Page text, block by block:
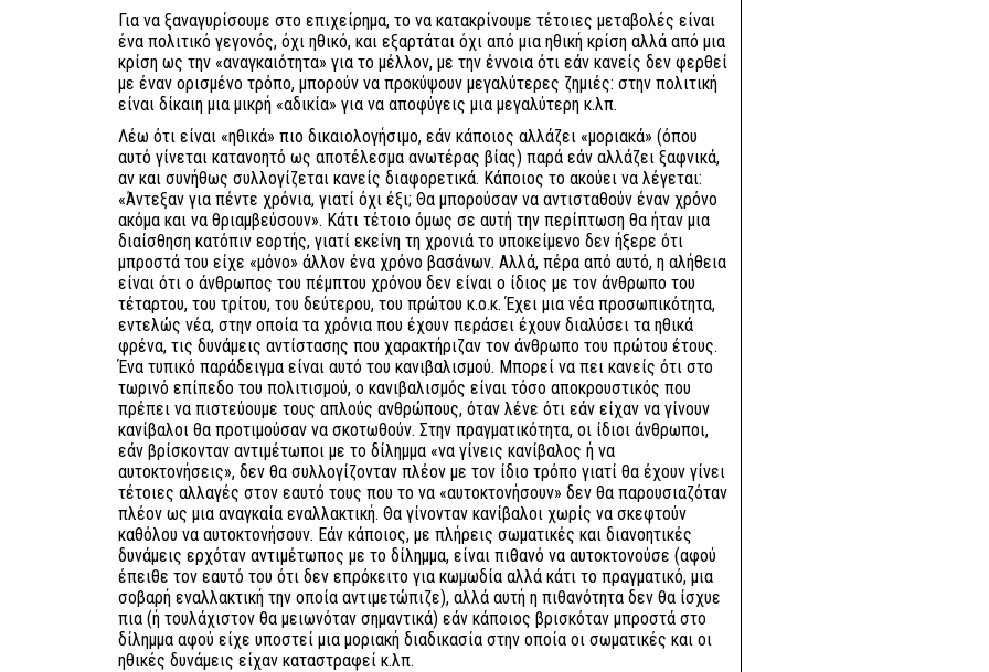
Για να ξαναγυρίσουμε στο επιχείρημα, το να κατακρίνουμε τέτοιες μεταβολές είναι
ένα πολιτικό γεγονός, όχι ηθικό, και εξαρτάται όχι από μια ηθική κρίση αλλά από μια
κρίση ως την «αναγκαιότητα» για το μέλλον, με την έννοια ότι εάν κανείς δεν φερθεί
με έναν ορισμένο τρόπο, μπορούν να προκύψουν μεγαλύτερες ζημιές: στην πολιτική
είναι δίκαιη μια μικρή «αδικία» για να αποφύγεις μια μεγαλύτερη κ.λπ.
Λέω ότι είναι «ηθικά» πιο δικαιολογήσιμο, εάν κάποιος αλλάζει «μοριακά» (όπου
αυτό γίνεται κατανοητό ως αποτέλεσμα ανωτέρας βίας) παρά εάν αλλάζει ξαφνικά,
αν και συνήθως συλλογίζεται κανείς διαφορετικά. Κάποιος το ακούει να λέγεται:
«Άντεξαν για πέντε χρόνια, γιατί όχι έξι; Θα μπορούσαν να αντισταθούν έναν χρόνο
ακόμα και να θριαμβεύσουν». Κάτι τέτοιο όμως σε αυτή την περίπτωση θα ήταν μια
διαίσθηση κατόπιν εορτής, γιατί εκείνη τη χρονιά το υποκείμενο δεν ήξερε ότι
μπροστά του είχε «μόνο» άλλον ένα χρόνο βασάνων. Αλλά, πέρα από αυτό, η αλήθεια
είναι ότι ο άνθρωπος του πέμπτου χρόνου δεν είναι ο ίδιος με τον άνθρωπο του
τέταρτου, του τρίτου, του δεύτερου, του πρώτου κ.ο.κ. Έχει μια νέα προσωπικότητα,
εντελώς νέα, στην οποία τα χρόνια που έχουν περάσει έχουν διαλύσει τα ηθικά
φρένα, τις δυνάμεις αντίστασης που χαρακτήριζαν τον άνθρωπο του πρώτου έτους.
Ένα τυπικό παράδειγμα είναι αυτό του κανιβαλισμού. Μπορεί να πει κανείς ότι στο
τωρινό επίπεδο του πολιτισμού, ο κανιβαλισμός είναι τόσο αποκρουστικός που
πρέπει να πιστεύουμε τους απλούς ανθρώπους, όταν λένε ότι εάν είχαν να γίνουν
κανίβαλοι θα προτιμούσαν να σκοτωθούν. Στην πραγματικότητα, οι ίδιοι άνθρωποι,
εάν βρίσκονταν αντιμέτωποι με το δίλημμα «να γίνεις κανίβαλος ή να
αυτοκτονήσεις», δεν θα συλλογίζονταν πλέον με τον ίδιο τρόπο γιατί θα έχουν γίνει
τέτοιες αλλαγές στον εαυτό τους που το να «αυτοκτονήσουν» δεν θα παρουσιαζόταν
πλέον ως μια αναγκαία εναλλακτική. Θα γίνονταν κανίβαλοι χωρίς να σκεφτούν
καθόλου να αυτοκτονήσουν. Εάν κάποιος, με πλήρεις σωματικές και διανοητικές
δυνάμεις ερχόταν αντιμέτωπος με το δίλημμα, είναι πιθανό να αυτοκτονούσε (αφού
έπειθε τον εαυτό του ότι δεν επρόκειτο για κωμωδία αλλά κάτι το πραγματικό, μια
σοβαρή εναλλακτική την οποία αντιμετώπιζε), αλλά αυτή η πιθανότητα δεν θα ίσχυε
πια (ή τουλάχιστον θα μειωνόταν σημαντικά) εάν κάποιος βρισκόταν μπροστά στο
δίλημμα αφού είχε υποστεί μια μοριακή διαδικασία στην οποία οι σωματικές και οι
ηθικές δυνάμεις είχαν καταστραφεί κ.λπ.